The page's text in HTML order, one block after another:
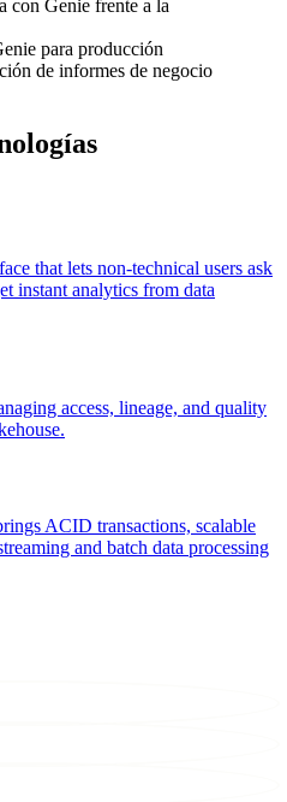
con Genie frente a la
para producción
de informes de negocio
that lets non-technical users ask
instant analytics from data
access, lineage, and quality
ACID transactions, scalable
and batch data processing